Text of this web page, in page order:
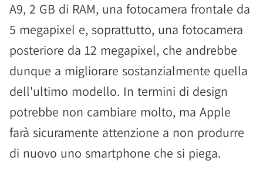
A9, 2 GB di RAM, una fotocamera frontale da
5 megapixel e, soprattutto, una fotocamera
posteriore da 12 megapixel, che andrebbe
dunque a migliorare sostanzialmente quella
dell'ultimo modello. In termini di design
potrebbe non cambiare molto, ma Apple
farà sicuramente attenzione a non produrre
di nuovo uno smartphone che si piega.